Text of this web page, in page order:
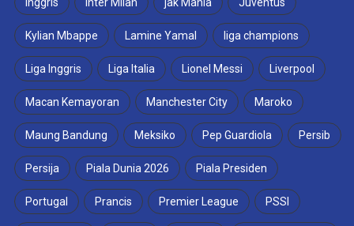
Kylian Mbappe Lamine Yamal liga champions
Liga Inggris Liga Italia Lionel Messi Liverpool
Macan Kemayoran Manchester City Maroko
Maung Bandung Meksiko Pep Guardiola Persib
Persija Piala Dunia 2026 Piala Presiden
Portugal Prancis Premier League PSSI